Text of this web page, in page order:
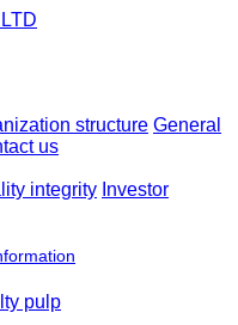
structure General
us
integrity Investor
pulp